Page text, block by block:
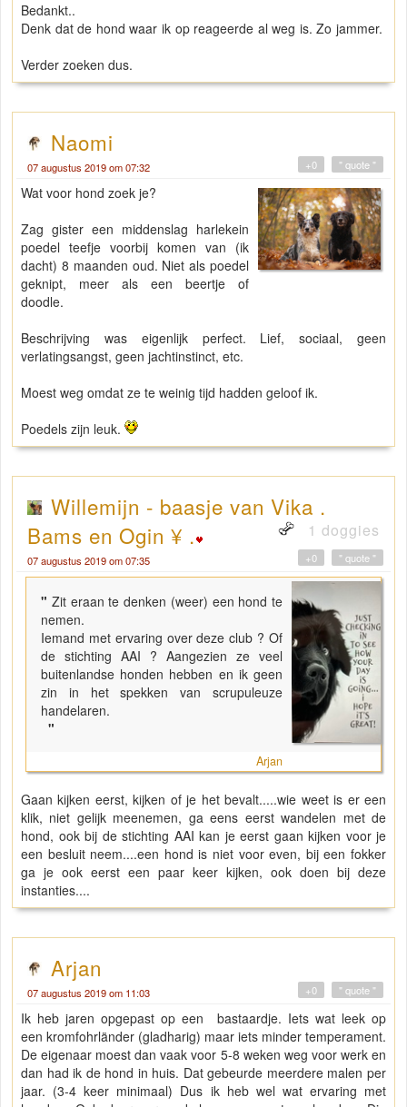
Bedankt..
Denk dat de hond waar ik op reageerde al weg is. Zo jammer.
Verder zoeken dus.
Naomi
07 augustus 2019 om 07:32 " quote "
+0
Wat voor hond zoek je?
Zag gister een middenslag harlekein
poedel teefje voorbij komen van (ik
dacht) 8 maanden oud. Niet als poedel
geknipt, meer als een beertje of
doodle.
Beschrijving was eigenlijk perfect. Lief, sociaal, geen
verlatingsangst, geen jachtinstinct, etc.
Moest weg omdat ze te weinig tijd hadden geloof ik.
Poedels zijn leuk.
Willemijn - baasje van Vika .
Bams en Ogin ¥ .
1 doggies
07 augustus 2019 om 07:35 " quote "
+0
" Zit eraan te denken (weer) een hond te
nemen.
Iemand met ervaring over deze club ? Of
de stichting AAI ? Aangezien ze veel
buitenlandse honden hebben en ik geen
zin in het spekken van scrupuleuze
handelaren.
"
Arjan
Gaan kijken eerst, kijken of je het bevalt.....wie weet is er een
klik, niet gelijk meenemen, ga eens eerst wandelen met de
hond, ook bij de stichting AAI kan je eerst gaan kijken voor je
een besluit neem....een hond is niet voor even, bij een fokker
ga je ook eerst een paar keer kijken, ook doen bij deze
instanties....
Arjan
07 augustus 2019 om 11:03 " quote "
+0
Ik heb jaren opgepast op een bastaardje. Iets wat leek op
een kromfohrländer (gladharig) maar iets minder temperament.
De eigenaar moest dan vaak voor 5-8 weken weg voor werk en
dan had ik de hond in huis. Dat gebeurde meerdere malen per
jaar. (3-4 keer minimaal) Dus ik heb wel wat ervaring met